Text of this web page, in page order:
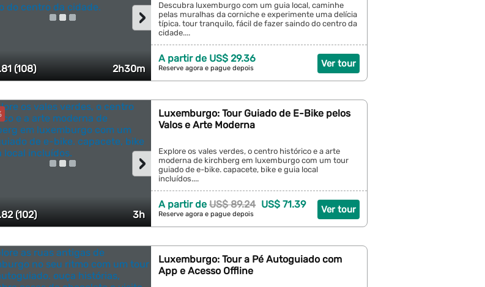
(108) 2h30m
›
Descubra luxemburgo com um guia local, caminhe
pelas muralhas da corniche e experimente uma delícia
típica. tour tranquilo, fácil de fazer saindo do centro da
cidade....
Ver tour
A partir de US$ 29.36
Reserve agora e pague depois
(102) 3h
›
Luxemburgo: Tour Guiado de E-Bike pelos
Valos e Arte Moderna
Explore os vales verdes, o centro histórico e a arte
moderna de kirchberg em luxemburgo com um tour
guiado de e-bike. capacete, bike e guia local
incluídos....
Ver tour
A partir de US$ 89.24 US$ 71.39
Reserve agora e pague depois
Luxemburgo: Tour a Pé Autoguiado com
App e Acesso Offline